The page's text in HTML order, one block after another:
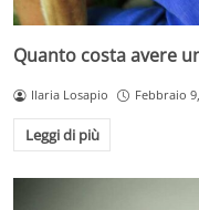
Quanto costa avere
Ilaria Losapio Febbraio
Leggi di più